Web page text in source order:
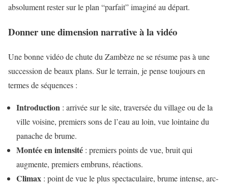
absolument rester sur le plan “parfait” imaginé au départ.
Donner une dimension narrative à la vidéo
Une bonne vidéo de chute du Zambèze ne se résume pas à une
succession de beaux plans. Sur le terrain, je pense toujours en
termes de séquences :
Introduction : arrivée sur le site, traversée du village ou de la
ville voisine, premiers sons de l’eau au loin, vue lointaine du
panache de brume.
Montée en intensité : premiers points de vue, bruit qui
augmente, premiers embruns, réactions.
Climax : point de vue le plus spectaculaire, brume intense, arc-